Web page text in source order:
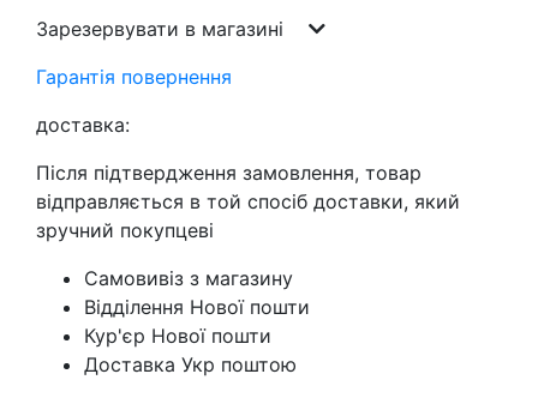
Зарезервувати в магазині
Гарантія повернення
доставка:
Після підтвердження замовлення, товар
відправляється в той спосіб доставки, який
зручний покупцеві
Самовивіз з магазину
Відділення Нової пошти
Кур'єр Нової пошти
Доставка Укр поштою